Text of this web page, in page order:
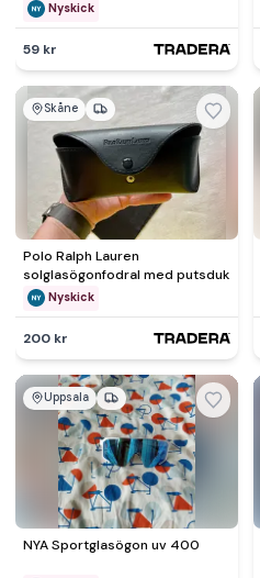
Nyskick
59 kr
Skåne
Polo Ralph Lauren
solglasögonfodral med putsduk
Nyskick
200 kr
Uppsala
NYA Sportglasögon uv 400